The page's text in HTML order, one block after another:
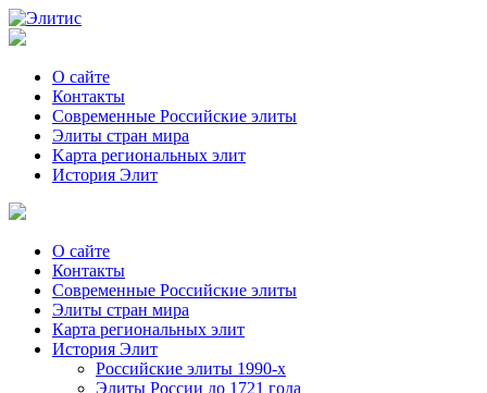
О сайте
Контакты
Современные Российские элиты
Элиты стран мира
Kартa региональных элит
История Элит
О сайте
Контакты
Современные Российские элиты
Элиты стран мира
Картa региональных элит
История Элит
Российские элиты 1990-х
Элиты России до 1721 года